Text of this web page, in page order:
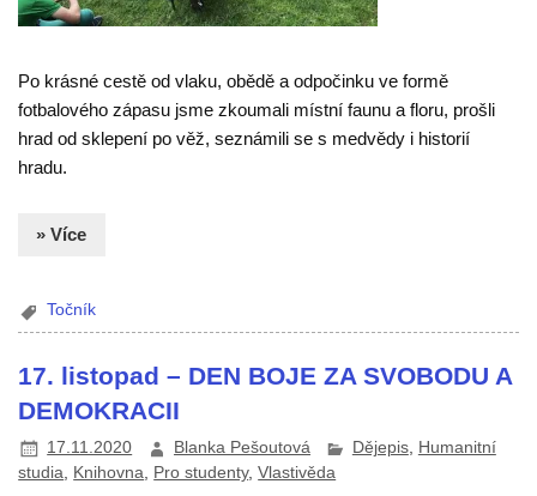
Po krásné cestě od vlaku, obědě a odpočinku ve formě
fotbalového zápasu jsme zkoumali místní faunu a floru, prošli
hrad od sklepení po věž, seznámili se s medvědy i historií
hradu.
» Více
Točník
17. listopad – DEN BOJE ZA SVOBODU A
DEMOKRACII
17.11.2020 Blanka Pešoutová Dějepis, Humanitní
studia
Knihovna Pro studenty,Vlastivěda